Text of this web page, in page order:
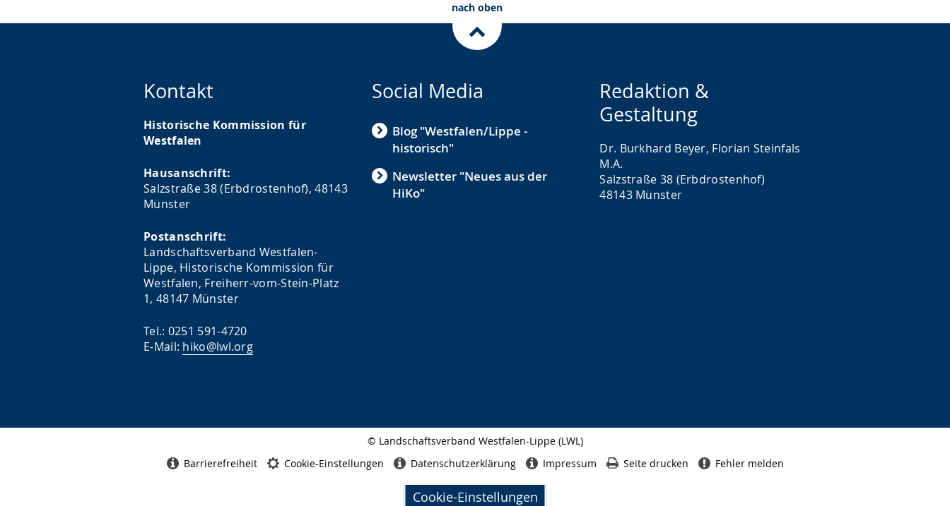
Cookie-Einstellungen
nach oben
Kontakt
Historische Kommission für
Westfalen
Hausanschrift:
Salzstraße 38 (Erbdrostenhof), 48143
Münster
Postanschrift:
Landschaftsverband Westfalen-
Lippe, Historische Kommission für
Westfalen, Freiherr-vom-Stein-Platz
1, 48147 Münster
Tel.: 0251 591-4720
E-Mail: hiko@lwl.org
Social Media
Blog "Westfalen/Lippe -
historisch"
Newsletter "Neues aus der
HiKo"
Redaktion &
Gestaltung
Dr. Burkhard Beyer, Florian Steinfals
M.A.
Salzstraße 38 (Erbdrostenhof)
48143 Münster
© Landschaftsverband Westfalen-Lippe (LWL)
Barrierefreiheit Cookie-Einstellungen Datenschutzerklärung Impressum Seite drucken Fehler melden